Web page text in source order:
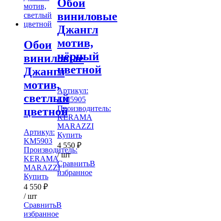
Обои
виниловые
Джангл
мотив,
светлый
цветной
Артикул:
KM5903
Производитель:
KERAMA
MARAZZI
Купить
4 550 ₽
/ шт
СравнитьВ
избранное
Обои
виниловые
Джангл
мотив,
чёрный
цветной
Артикул:
KM5905
Производитель:
KERAMA
MARAZZI
Купить
4 550 ₽
/ шт
СравнитьВ
избранное